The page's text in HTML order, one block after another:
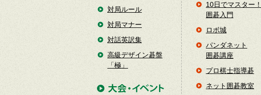
対局ルール
対局マナー
対話英訳集
高級デザイン碁盤
「極」
10日でマスター！
囲碁入門
ロボ城
パンダネット
囲碁講座
プロ棋士指導碁
ネット囲碁教室